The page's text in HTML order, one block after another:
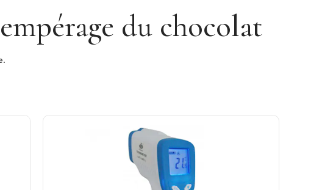
du chocolat